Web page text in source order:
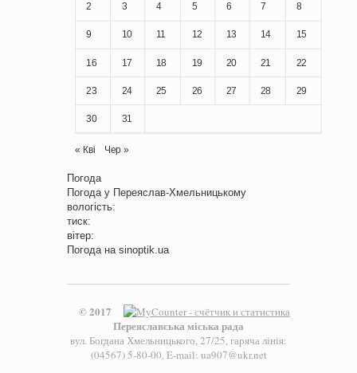
2 3 4 5 6 7 8
9 10 11 12 13 14 15
16 17 18 19 20 21 22
23 24 25 26 27 28 29
30 31
« Кві Чер »
Погода
Погода у Переяслав-Хмельницькому
вологість:
тиск:
вітер:
Погода на sinoptik.ua
© 2017
Переяславська міська рада
вул. Богдана Хмельницького, 27/25, гаряча лінія:
(04567) 5-80-00, E-mail: ua907@ukr.net